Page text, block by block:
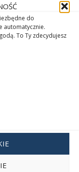
do
automatycznie.
To Ty zdecydujesz